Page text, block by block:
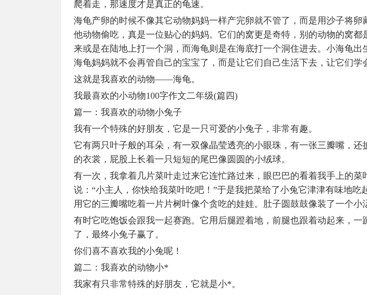
爬着走，那速度才是真正的龟速。
海龟产卵的时候不像其它动物妈妈一样产完卵就不管了，而是用沙子将卵
他动物偷吃，真是一位贴心的妈妈。它们的窝更是奇特，别的动物的窝都
来或是在陆地上打一个洞，而海龟则是在海底打一个洞住进去。小海龟出
海龟妈妈就不会再管自己的宝宝了，而是让它们自己生活下去，让它们学
这就是我喜欢的动物——海龟。
我最喜欢的小动物100字作文二年级(篇四)
篇一：我喜欢的动物小兔子
我有一个特殊的好朋友，它是一只可爱的小兔子，非常有趣。
它有两只叶子般的耳朵，有一双像晶莹透亮的小眼珠，有一张三瓣嘴，还
的衣裳，屁股上长着一只短短的尾巴像圆圆的小绒球。
有一次，我拿着几片菜叶走过来它连忙路过来，眼巴巴的看着我手上的菜
说：“小主人，你快给我菜叶吃吧！”于是我把菜给了小兔它津津有味地吃
用它的三瓣嘴吃着一片片树叶像个贪吃的娃娃。肚子圆鼓鼓像装了一个小
有时它吃饱饭会跟我一起赛跑。它用后腿蹬着地，前腿也跟着动起来，一
了，最终小兔子赢了。
你们喜不喜欢我的小兔呢！
篇二：我喜欢的动物小*
我家有只非常特殊的好朋友，它就是小*。